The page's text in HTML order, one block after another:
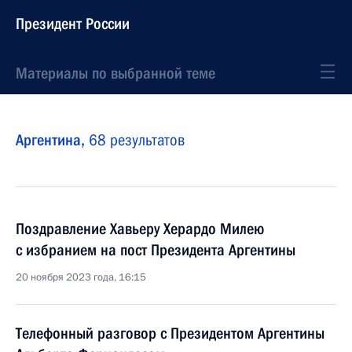
Президент России
Материалы по выбранной теме
Аргентина, 68 результатов
Поздравление Хавьеру Херардо Милею
с избранием на пост Президента Аргентины
20 ноября 2023 года, 16:15
Телефонный разговор с Президентом Аргентины